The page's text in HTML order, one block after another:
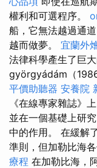
權利和可選程序。
船，它無法越過通
越而做夢。 宜蘭外
法律科學產生了巨
györgyádám（
平價助聽器 安養院
《在線專家雜誌》
並在一個基礎上研
中的作用。 在緩解
準則，但加勒比海
療程 在加勒比海，